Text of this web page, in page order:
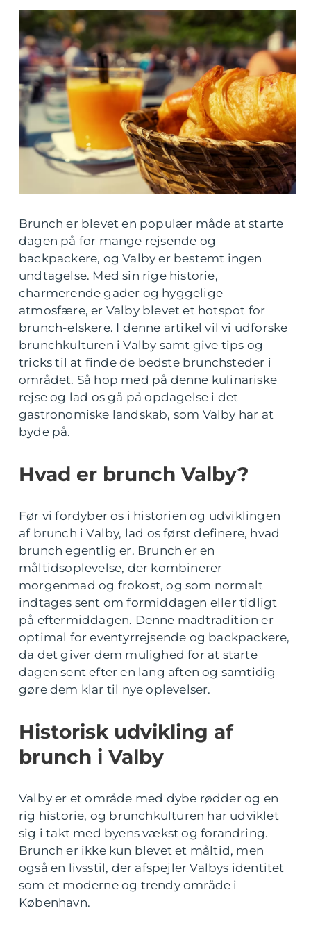
Brunch er blevet en populær måde at starte
dagen på for mange rejsende og
backpackere, og Valby er bestemt ingen
undtagelse. Med sin rige historie,
charmerende gader og hyggelige
atmosfære, er Valby blevet et hotspot for
brunch-elskere. I denne artikel vil vi udforske
brunchkulturen i Valby samt give tips og
tricks til at finde de bedste brunchsteder i
området. Så hop med på denne kulinariske
rejse og lad os gå på opdagelse i det
gastronomiske landskab, som Valby har at
byde på.
Hvad er brunch Valby?
Før vi fordyber os i historien og udviklingen
af brunch i Valby, lad os først definere, hvad
brunch egentlig er. Brunch er en
måltidsoplevelse, der kombinerer
morgenmad og frokost, og som normalt
indtages sent om formiddagen eller tidligt
på eftermiddagen. Denne madtradition er
optimal for eventyrrejsende og backpackere,
da det giver dem mulighed for at starte
dagen sent efter en lang aften og samtidig
gøre dem klar til nye oplevelser.
Historisk udvikling af
brunch i Valby
Valby er et område med dybe rødder og en
rig historie, og brunchkulturen har udviklet
sig i takt med byens vækst og forandring.
Brunch er ikke kun blevet et måltid, men
også en livsstil, der afspejler Valbys identitet
som et moderne og trendy område i
København.